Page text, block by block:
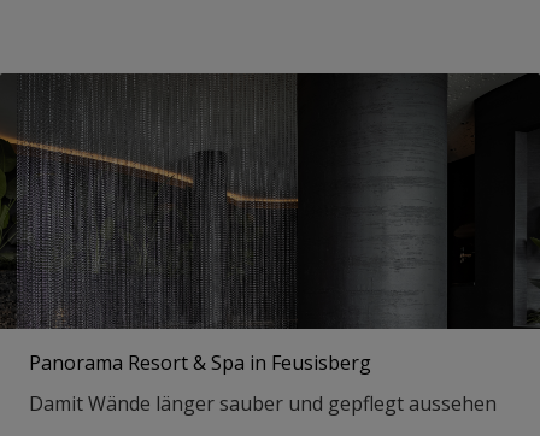
Panorama Resort & Spa in Feusisberg
Damit Wände länger sauber und gepflegt aussehen